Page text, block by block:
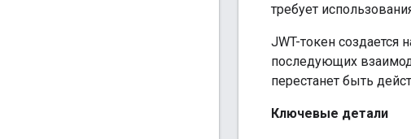
требует
JWT-токен создается
последующих
перестанет быть
Ключевые детали